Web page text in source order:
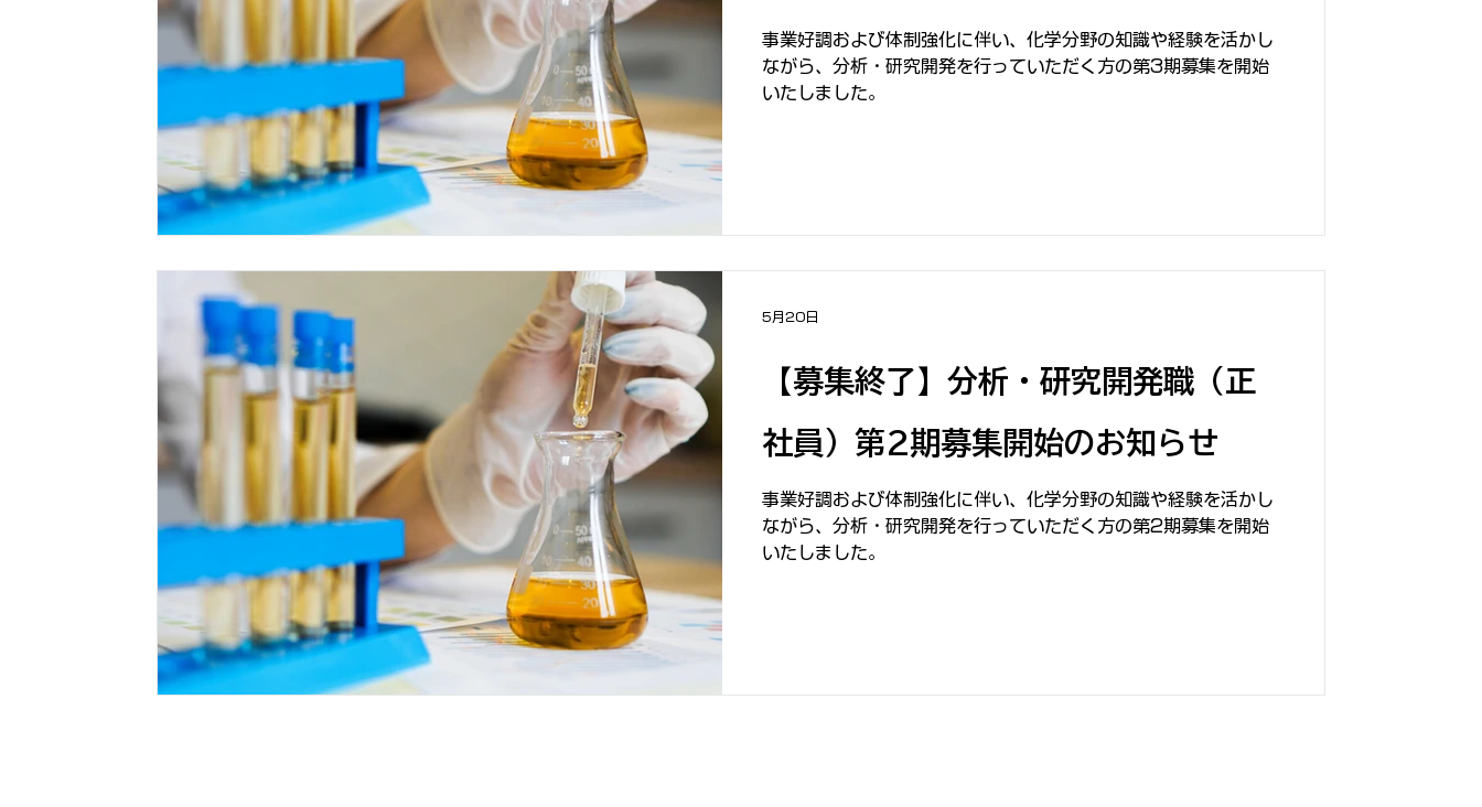
事業好調および体制強化に伴い、化学分野の知識や経験を活かし
ながら、分析・研究開発を行っていただく方の第3期募集を開始
いたしました。
【募集終了】分析・研究開発職（正
社員）第2期募集開始のお知らせ
事業好調および体制強化に伴い、化学分野の知識や経験を活かし
ながら、分析・研究開発を行っていただく方の第2期募集を開始
いたしました。
5月20日